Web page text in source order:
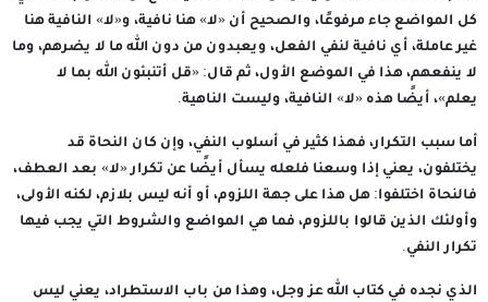
كل المواضع جاء مرفوعًا، والصحيح أن «لا» هنا نافية، و«لا» النافية هنا
غير عاملة، أي نافية لنفي الفعل، ويعبدون من دون الله ما لا يضرهم، وما
لا ينفعهم، هذا في الموضع الأول، ثم قال: «قل أتنبئون الله بما لا
يعلم»، أيضًا هذه «لا» النافية، وليست الناهية.
أما سبب التكرار، فهذا كثير في أسلوب النفي، وإن كان النحاة قد
يختلفون، يعني إذا وسعنا فلعله يسأل أيضًا عن تكرار «لا» بعد العطف،
فالنحاة اختلفوا: هل هذا على جهة اللزوم، أو أنه ليس بلازم، لكنه الأولى،
وأولئك الذين قالوا باللزوم، فما هي المواضع والشروط التي يجب فيها
تكرار النفي.
الذي نجده في كتاب الله عز وجل، وهذا من باب الاستطراد، يعني ليس